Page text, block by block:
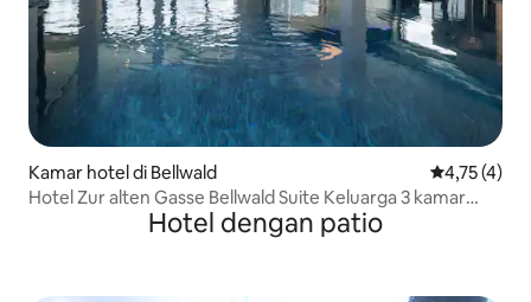
Kamar hotel di Bellwald Nilai rata-
4,75 (4)
Hotel Zur alten Gasse Bellwald Suite Keluarga 3 kamar
Hotel dengan patio